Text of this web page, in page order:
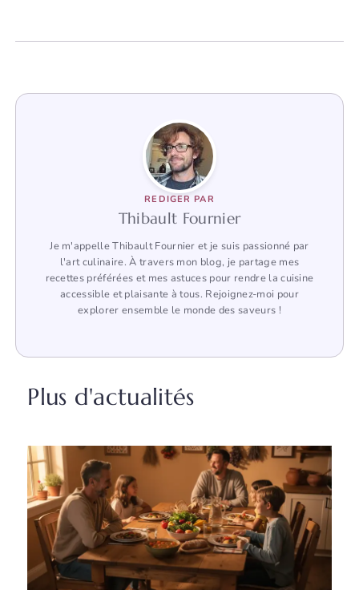
REDIGER PAR
Thibault Fournier
Je m'appelle Thibault Fournier et je suis passionné par
l'art culinaire. À travers mon blog, je partage mes
recettes préférées et mes astuces pour rendre la cuisine
accessible et plaisante à tous. Rejoignez-moi pour
explorer ensemble le monde des saveurs !
Plus d'actualités